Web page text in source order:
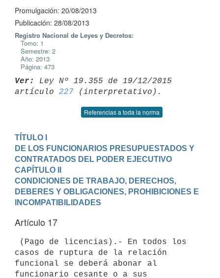
Promulgación: 20/08/2013
Publicación: 28/08/2013
Registro Nacional de Leyes y Decretos:
Tomo: 1
Semestre: 2
Año: 2013
Página: 473
Ver:
Ley Nº 19.355 de 19/12/2015
artículo 227
Referencias a toda la norma
TÍTULO I
DE LOS FUNCIONARIOS PRESUPUESTADOS Y
CONTRATADOS DEL PODER EJECUTIVO
CAPÍTULO II
CONDICIONES DE TRABAJO, DERECHOS,
DEBERES Y OBLIGACIONES, PROHIBICIONES E
INCOMPATIBILIDADES
Artículo 17
casos de ruptura de la relación
funcional se deberá abonar al
funcionario cesante o a sus